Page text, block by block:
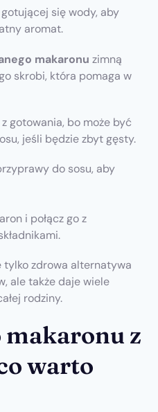
się wody, aby
aromat.
makaronu zimną
skrobi, która pomaga w
z gotowania, bo może być
jeśli będzie zbyt gęsty.
do sosu, aby
i połącz go z
tylko zdrowa alternatywa
ale także daje wiele
rodziny.
makaronu z
warto